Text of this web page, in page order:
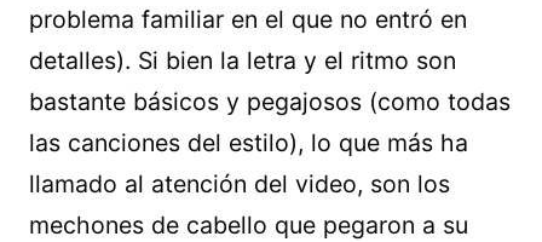
problema familiar en el que no entró en
detalles). Si bien la letra y el ritmo son
bastante básicos y pegajosos (como todas
las canciones del estilo), lo que más ha
llamado al atención del video, son los
mechones de cabello que pegaron a su